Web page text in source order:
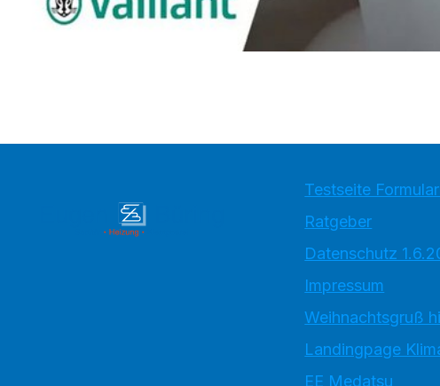
Testseite
Ratgeber
Datenschutz
Impressum
Weihnachtsgruß
Landingpage
EE Medatsu